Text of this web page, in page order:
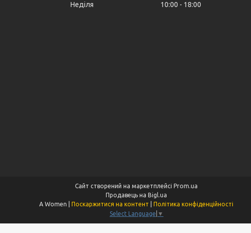
Неділя
10:00 18:00
Сайт створений на маркетплейсі Prom.ua
Продавець на Bigl.ua
Поскаржитися на контент
Політика конфіденційності
Select Language ▼